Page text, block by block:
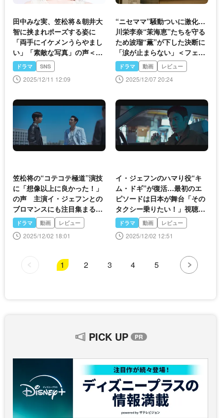
田中みな実、笠松将＆朝井大
智に挟まれポーズする姿に
「両手にイケメンうらやまし
い」「素敵な写真」の声＜フ
ェイクマミー＞
ドラマ SNS
2025/12/11 12:09
“ニセママ”騒動ついに激化…
川栄李奈“茉海恵”たちを守る
ため波瑠“薫”が下した決断に
「涙が止まらない」＜フェイ
クマミー＞
ドラマ 動画 レビュー
2025/12/07 20:24
笠松将の“コテコテ極道”演技
に「想像以上に良かった！」
の声 主演イ・ジェフンとの
ブロマンスにも注目集まる＜
復讐代行人3＞
ドラマ 動画 レビュー
2025/12/02 18:01
イ・ジェフンのハマり役“キ
ム・ドギ”が復活…最初のエ
ピソードは日本が舞台「その
タクシー乗りたい！」視聴者
沸騰＜復讐代行人3～模範タ
クシー～＞
ドラマ 動画 レビュー
2025/12/02 12:51
1 2 3 4 5
PICK UP